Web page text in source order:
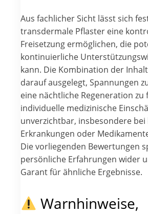
Aus fachlicher Sicht lässt sich
transdermale Pflaster eine
Freisetzung ermöglichen, die
kontinuierliche
kann. Die Kombination der
darauf ausgelegt, Spannungen
eine nächtliche Regeneration zu
individuelle medizinische
unverzichtbar, insbesondere
Erkrankungen oder
Die vorliegenden Bewertungen
persönliche Erfahrungen wider
Garant für ähnliche Ergebnisse.
Warnhinweise,